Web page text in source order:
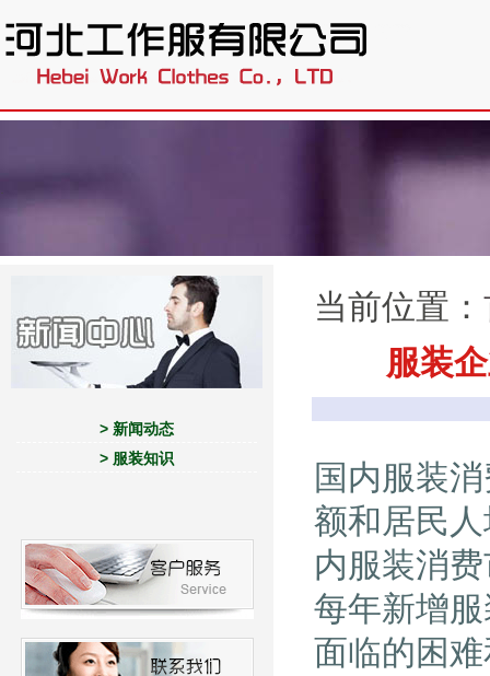
> 新闻动态
> 服装知识
当前位置：
服装
国内服装
额和居民
内服装消
每年新增
面临的困